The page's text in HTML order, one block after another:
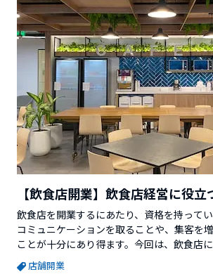
【飲食店開業】飲食店経営に役立
飲食店を開業するにあたり、資格を持って
コミュニケーションを取ることや、集客を
ことが十分にあり得ます。今回は、飲食店
ていると役立つ資格についてご紹介します
ているVector Venture Supportを運営して
店舗開業